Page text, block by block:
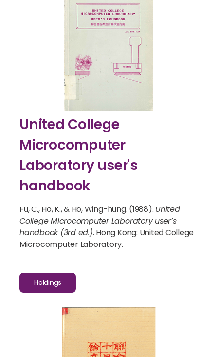
United College
Microcomputer
Laboratory user's
handbook
Fu, C., Ho, K., & Ho, Wing-hung. (1988). United
College Microcomputer Laboratory user’s
handbook (3rd ed.). Hong Kong: United College
Microcomputer Laboratory.
Holdings